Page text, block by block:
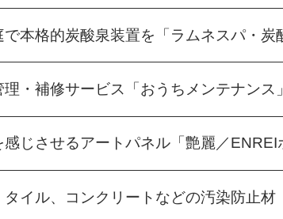
で本格的炭酸泉装置を「ラムネスパ・炭
理・補修サービス「おうちメンテナンス」
感じさせるアートパネル「艶麗／ENREI
タイル、コンクリートなどの汚染防止材